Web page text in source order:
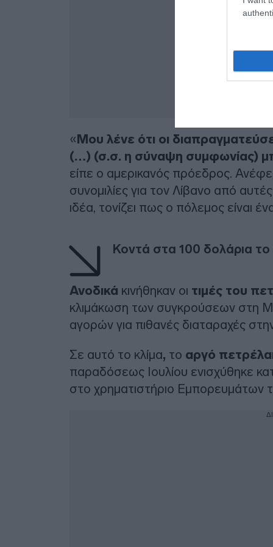
«Μου λένε ότι οι
(…) (σ.σ. η σύναψη συμφωνίας)
είπε ο αμερικανός πρόεδρος.
συνομιλίες για τον Λίβανο από
ιδέα, τονίζει πως ο πόλεμος είναι
Κοντά στα 100 δολάρια
Ανοδικά κινήθηκαν οι τιμές του
κλιμάκωση των συγκρούσεων στη
αγορών για πιθανές διαταραχές
Σε αυτό το κλίμα, το αργό
παραδόσεως Ιουλίου ενισχύθηκε
στο χρηματιστήριο Εμπορευμάτων